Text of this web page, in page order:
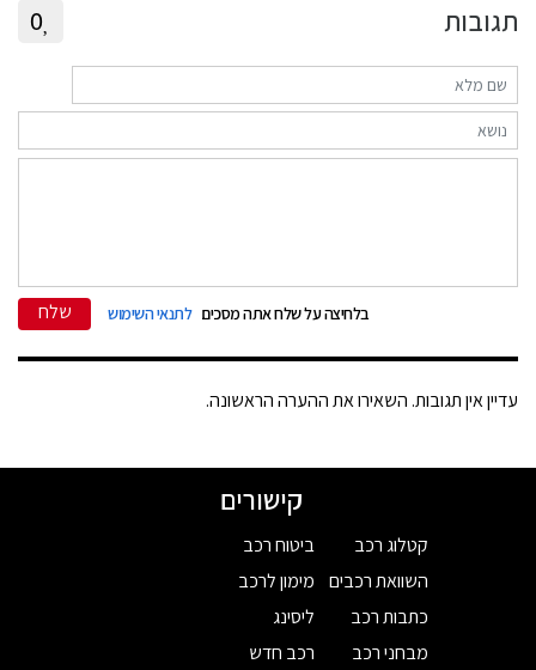
תגובות 0
בלחיצה על שלח אתה מסכים לתנאי השימוש שלח
עדיין אין תגובות. השאירו את ההערה הראשונה.
קישורים
קטלוג רכב
השוואת רכבים
כתבות רכב
מבחני רכב
ביטוח רכב
מימון לרכב
ליסינג
רכב חדש